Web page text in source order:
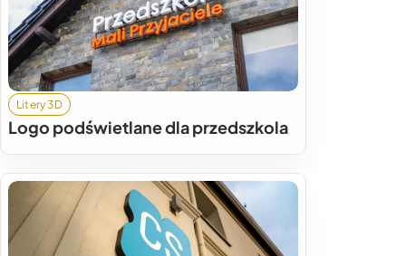
Litery 3D
Logo podświetlane dla przedszkola